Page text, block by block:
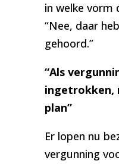
in welke vorm
“Nee, daar
gehoord.”
“Als
ingetrokken,
plan”
Er lopen nu
vergunning